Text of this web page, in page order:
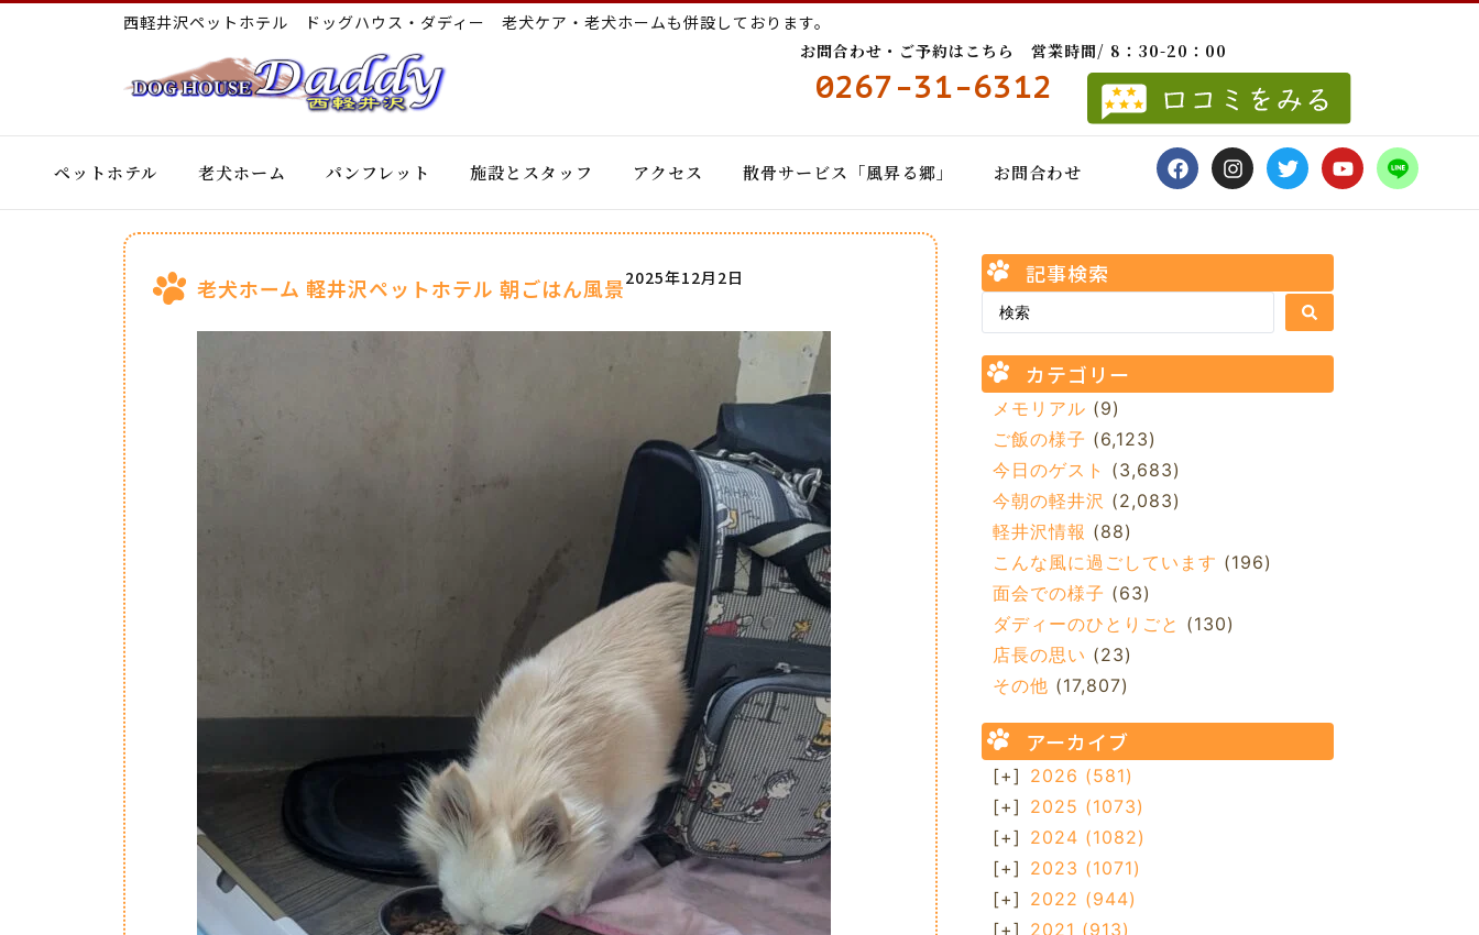
西軽井沢ペットホテル ドッグハウス・ダディー 老犬ケア・老犬ホームも併設しております。
お問合わせ・ご予約はこちら 営業時間/ 8：30-20：00
0267-31-6312
ペットホテル 老犬ホーム パンフレット 施設とスタッフ アクセス 散骨サービス「風昇る郷」 お問合わせ
老犬ホーム 軽井沢ペットホテル 朝ごはん風景2025年12月2日 記事検索
カテゴリー
メモリアル (9)
ご飯の様子 (6,123)
今日のゲスト (3,683)
今朝の軽井沢 (2,083)
軽井沢情報 (88)
こんな風に過ごしています (196)
面会での様子 (63)
ダディーのひとりごと (130)
店長の思い (23)
その他 (17,807)
アーカイブ
[+] 2026 (581)
[+] 2025 (1073)
[+] 2024 (1082)
[+] 2023 (1071)
[+] 2022 (944)
[+] 2021 (913)